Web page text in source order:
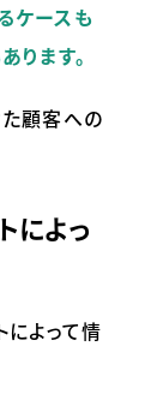
ケースも
ります。
顧客への
によっ
によって情